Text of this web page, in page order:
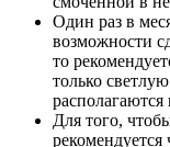
Один раз в
возможности
то
только
Для того,